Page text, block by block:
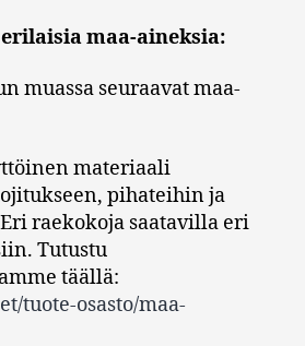
maa-aineksia:
muassa seuraavat maa-
materiaali
pihateihin ja
raekokoja saatavilla eri
Tutustu
täällä:
tuote-osasto/maa-